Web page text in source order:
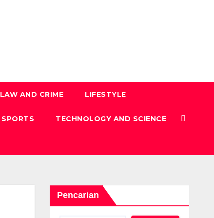
LAW AND CRIME LIFESTYLE
SPORTS TECHNOLOGY AND SCIENCE
Pencarian